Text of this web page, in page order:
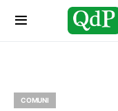
COMUNI